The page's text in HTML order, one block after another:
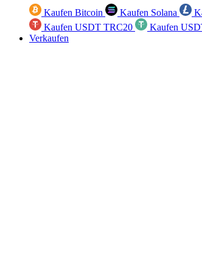
Kaufen Bitcoin Kaufen Solana
Kaufen USDT TRC20
Kaufen
Verkaufen